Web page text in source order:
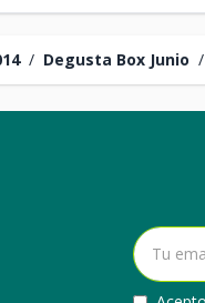
/ Degusta Box Junio /